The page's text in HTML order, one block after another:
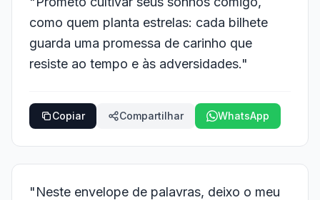
como quem planta estrelas: cada bilhete
guarda uma promessa de carinho que
resiste ao tempo e às adversidades."
Copiar Compartilhar WhatsApp
"Neste envelope de palavras, deixo o meu